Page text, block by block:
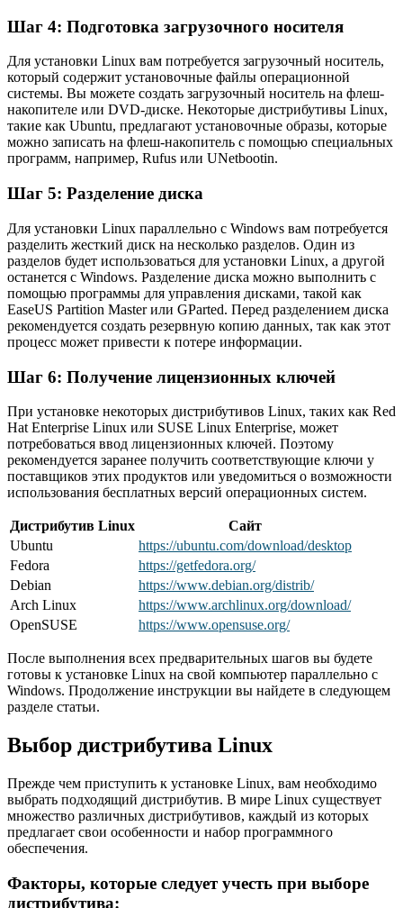
Шаг 4: Подготовка загрузочного носителя
Для установки Linux вам потребуется загрузочный носитель,
который содержит установочные файлы операционной
системы. Вы можете создать загрузочный носитель на флеш-
накопителе или DVD-диске. Некоторые дистрибутивы Linux,
такие как Ubuntu, предлагают установочные образы, которые
можно записать на флеш-накопитель с помощью специальных
программ, например, Rufus или UNetbootin.
Шаг 5: Разделение диска
Для установки Linux параллельно с Windows вам потребуется
разделить жесткий диск на несколько разделов. Один из
разделов будет использоваться для установки Linux, а другой
останется с Windows. Разделение диска можно выполнить с
помощью программы для управления дисками, такой как
EaseUS Partition Master или GParted. Перед разделением диска
рекомендуется создать резервную копию данных, так как этот
процесс может привести к потере информации.
Шаг 6: Получение лицензионных ключей
При установке некоторых дистрибутивов Linux, таких как Red
Hat Enterprise Linux или SUSE Linux Enterprise, может
потребоваться ввод лицензионных ключей. Поэтому
рекомендуется заранее получить соответствующие ключи у
поставщиков этих продуктов или уведомиться о возможности
использования бесплатных версий операционных систем.
Дистрибутив Linux
Сайт
Ubuntu
https://ubuntu.com/download/desktop
Fedora
https://getfedora.org/
Debian
https://www.debian.org/distrib/
Arch Linux
https://www.archlinux.org/download/
OpenSUSE
https://www.opensuse.org/
После выполнения всех предварительных шагов вы будете
готовы к установке Linux на свой компьютер параллельно с
Windows. Продолжение инструкции вы найдете в следующем
разделе статьи.
Выбор дистрибутива Linux
Прежде чем приступить к установке Linux, вам необходимо
выбрать подходящий дистрибутив. В мире Linux существует
множество различных дистрибутивов, каждый из которых
предлагает свои особенности и набор программного
обеспечения.
Факторы, которые следует учесть при выборе
дистрибутива: